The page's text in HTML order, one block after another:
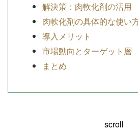
解決策：肉軟化剤の活用
肉軟化剤の具体的な使い
導入メリット
市場動向とターゲット層
まとめ
scroll